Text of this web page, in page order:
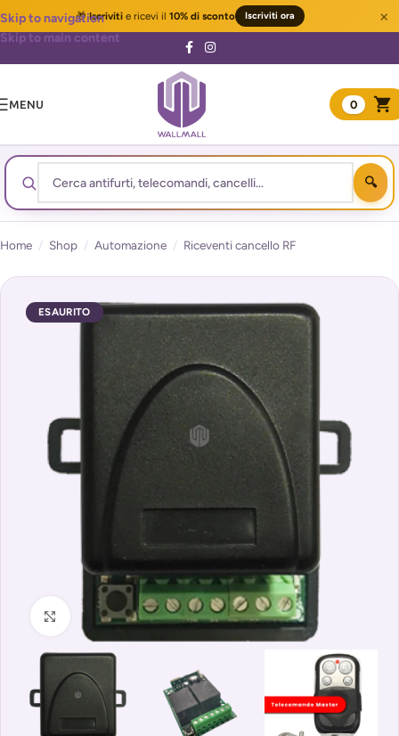
🎁Iscrivitie ricevi il 10% di sconto Iscriviti ora ×
Skip to navigation
Skip to main content
MENU 0
Home / Shop / Automazione / Riceventi cancello RF
ESAURITO
Clicca per ingrandire